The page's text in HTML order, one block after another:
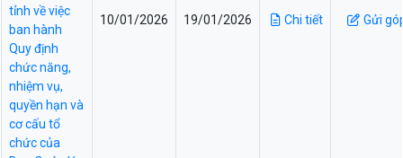
tỉnh về việc
ban hành
Quy định
chức năng,
nhiệm vụ,
quyền hạn và
cơ cấu tổ
chức của
10/01/2026 19/01/2026 Chi tiết Gửi